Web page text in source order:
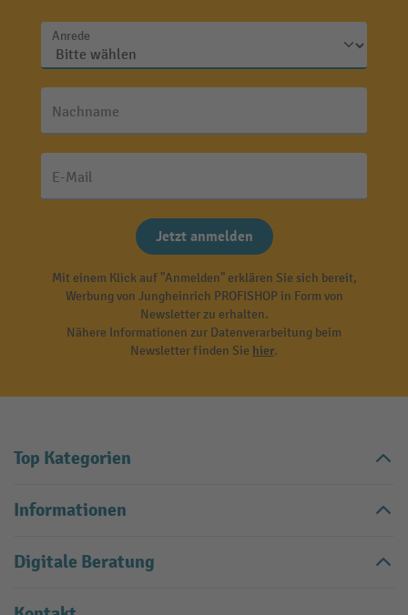
Anrede
Nachname
E-Mail
Jetzt anmelden
Mit einem Klick auf "Anmelden" erklären Sie sich bereit,
Werbung von Jungheinrich PROFISHOP in Form von
Newsletter zu erhalten.
Nähere Informationen zur Datenverarbeitung beim
Newsletter finden Sie hier.
Top Kategorien
Informationen
Digitale Beratung